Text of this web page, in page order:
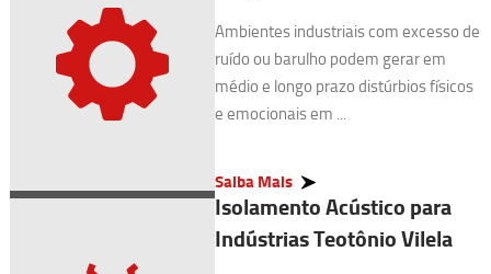
Ambientes industriais com excesso de
ruído ou barulho podem gerar em
médio e longo prazo distúrbios físicos
e emocionais em ...
Saiba Mais
Isolamento Acústico para
Indústrias Teotônio Vilela